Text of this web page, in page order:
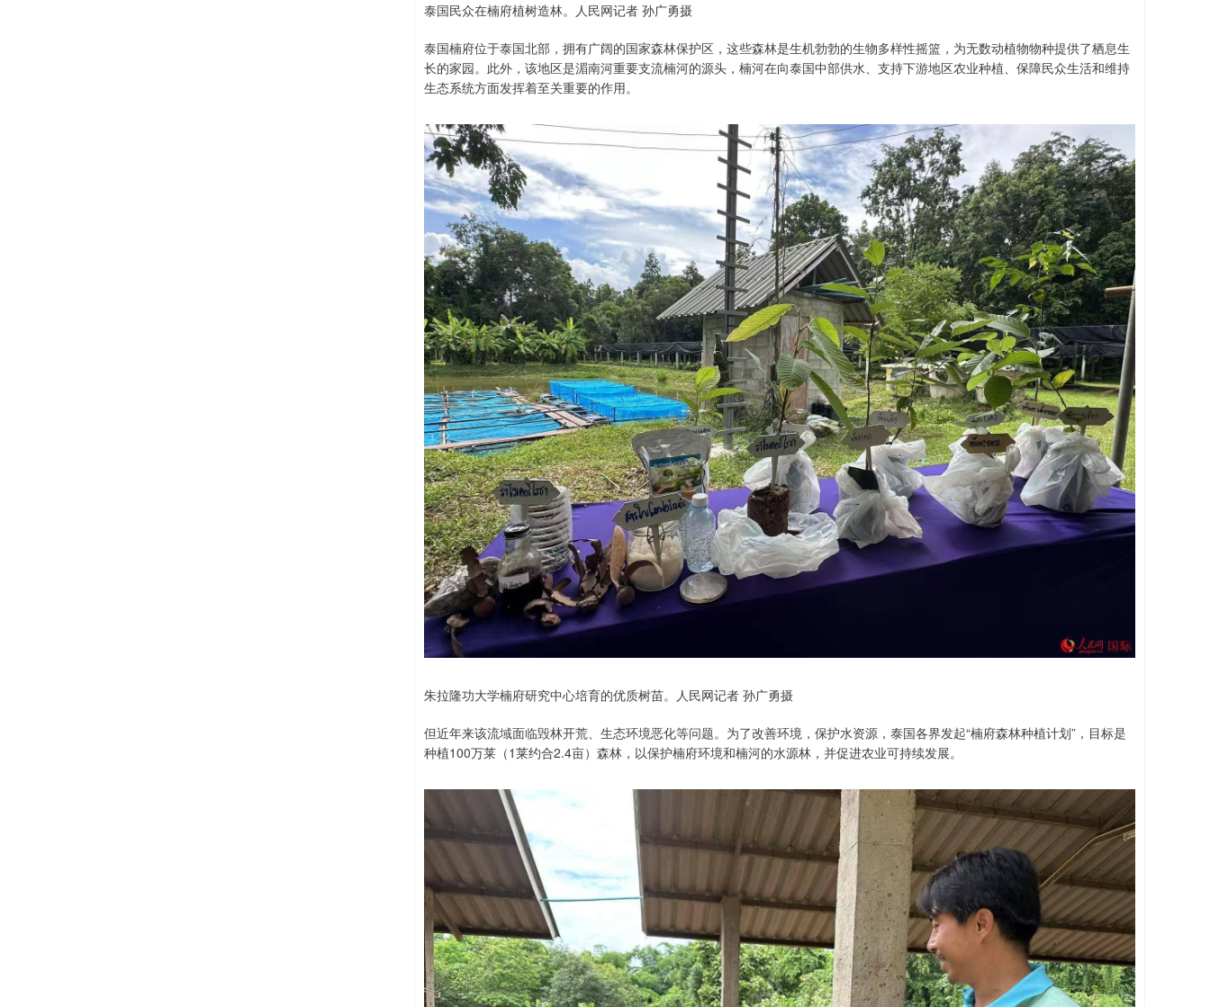
泰国民众在楠府植树造林。人民网记者 孙广勇摄
泰国楠府位于泰国北部，拥有广阔的国家森林保护区，这些森林是生机勃勃的生物多样性摇篮，为无数动植物物种提供了栖息生
长的家园。此外，该地区是湄南河重要支流楠河的源头，楠河在向泰国中部供水、支持下游地区农业种植、保障民众生活和维持
生态系统方面发挥着至关重要的作用。
朱拉隆功大学楠府研究中心培育的优质树苗。人民网记者 孙广勇摄
但近年来该流域面临毁林开荒、生态环境恶化等问题。为了改善环境，保护水资源，泰国各界发起“楠府森林种植计划”，目标是
种植100万莱（1莱约合2.4亩）森林，以保护楠府环境和楠河的水源林，并促进农业可持续发展。